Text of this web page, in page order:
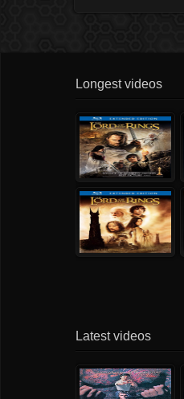
Longest videos
Latest videos